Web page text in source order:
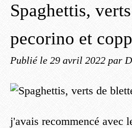
Spaghettis,
pecorino et
Publié le 29 avril 2022 par
j'avais recommencé avec